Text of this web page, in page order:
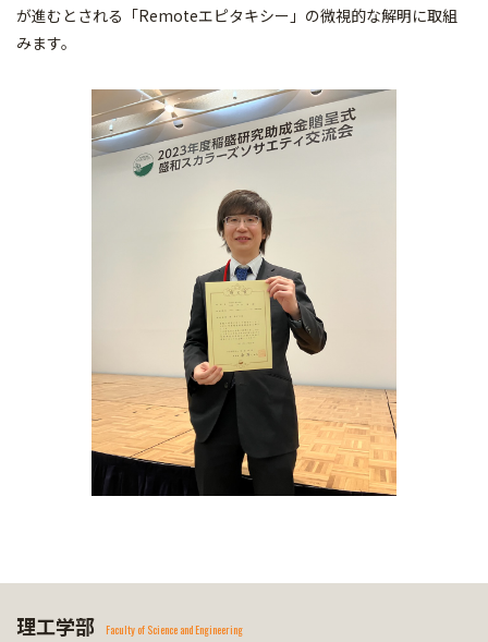
が進むとされる「Remoteエピタキシー」の微視的な解明に取組
みます。
理工学部 Faculty of Science and Engineering